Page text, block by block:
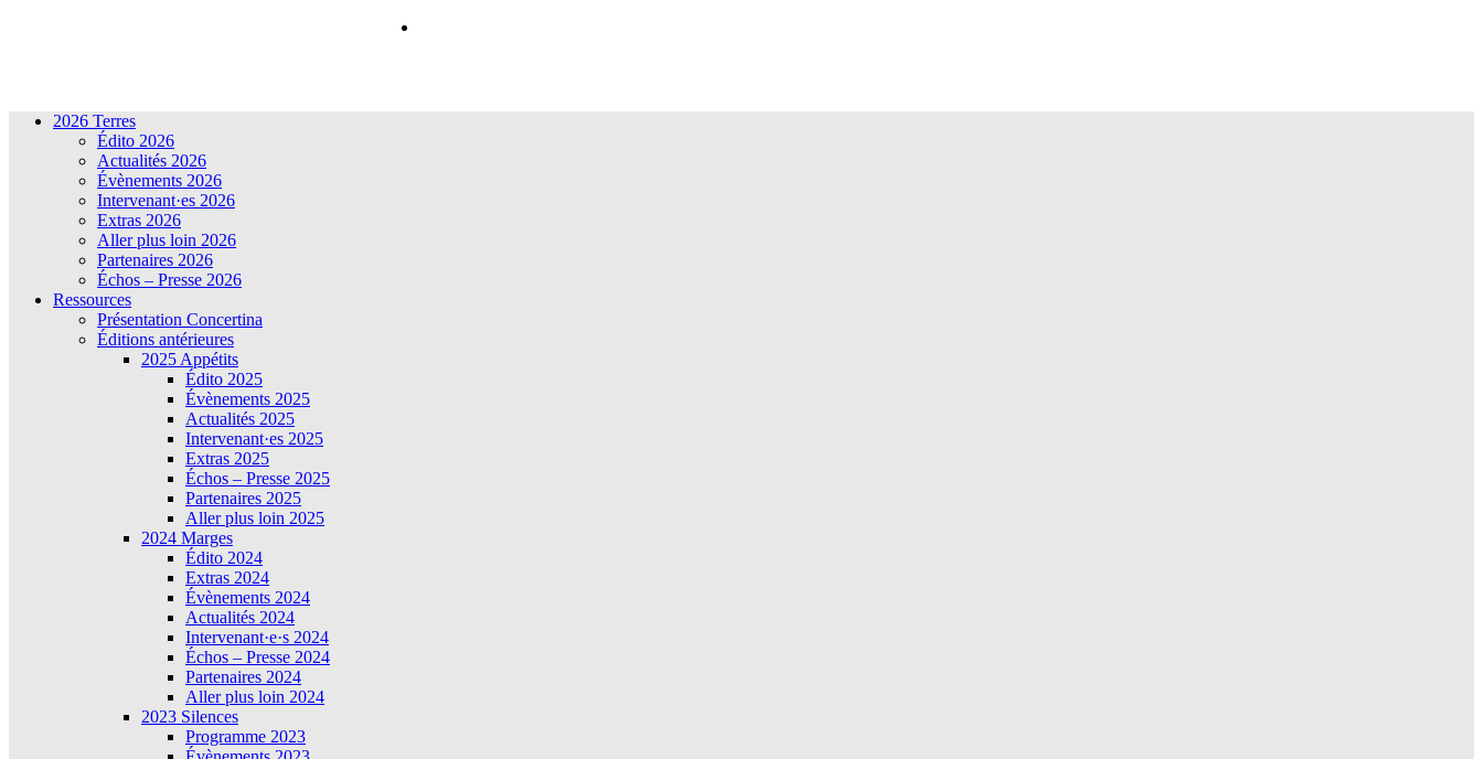
2026 Terres
Édito 2026
Actualités 2026
Évènements 2026
Intervenant·es 2026
Extras 2026
Aller plus loin 2026
Partenaires 2026
Échos – Presse 2026
Ressources
Présentation Concertina
Éditions antérieures
2025 Appétits
Édito 2025
Évènements 2025
Actualités 2025
Intervenant·es 2025
Extras 2025
Échos – Presse 2025
Partenaires 2025
Aller plus loin 2025
2024 Marges
Édito 2024
Extras 2024
Évènements 2024
Actualités 2024
Intervenant·e·s 2024
Échos – Presse 2024
Partenaires 2024
Aller plus loin 2024
2023 Silences
Programme 2023